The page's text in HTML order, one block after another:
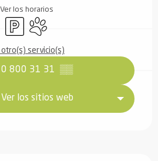
Ver los horarios
AparcamientoSe aceptan animales
otro(s) servicio(s)
0 800 31 31 ▒▒
Ver los sitios web